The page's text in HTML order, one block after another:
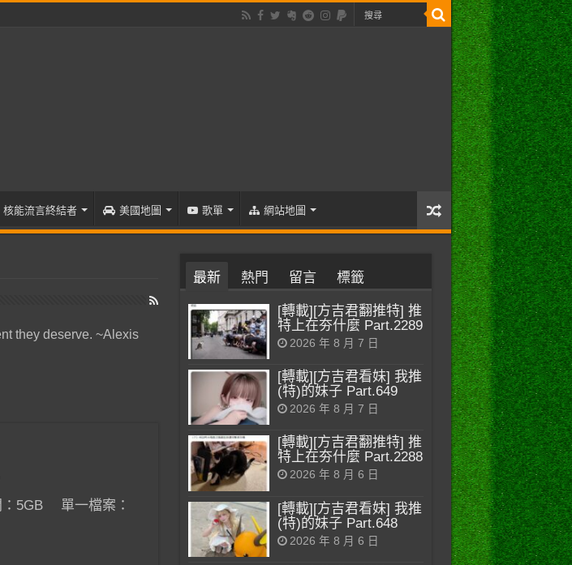
核能流言終結者 美國地圖 歌單 網站地圖
they deserve. ~Alexis
：5GB 單一檔案：
最新 熱門 留言 標籤
[轉載][方吉君翻推特] 推
特上在夯什麼 Part.2289
2026 年 8 月 7 日
[轉載][方吉君看妹] 我推
(特)的妹子 Part.649
2026 年 8 月 7 日
[轉載][方吉君翻推特] 推
特上在夯什麼 Part.2288
2026 年 8 月 6 日
[轉載][方吉君看妹] 我推
(特)的妹子 Part.648
2026 年 8 月 6 日